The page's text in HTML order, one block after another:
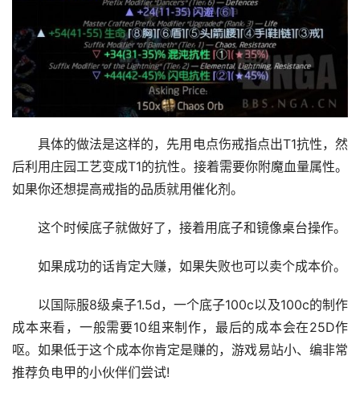
具体的做法是这样的，先用电点伤戒指点出T1抗性，然
后利用庄园工艺变成T1的抗性。接着需要你附魔血量属性。
如果你还想提高戒指的品质就用催化剂。
这个时候底子就做好了，接着用底子和镜像桌台操作。
如果成功的话肯定大赚，如果失败也可以卖个成本价。
以国际服8级桌子1.5d，一个底子100c以及100c的制作
成本来看，一般需要10组来制作，最后的成本会在25D作
呕。如果低于这个成本你肯定是赚的，游戏易站小、编非常
推荐负电甲的小伙伴们尝试!